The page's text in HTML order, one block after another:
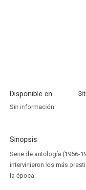
Disponible en...
Sin información
Sinopsis
Serie de antología (1956-
intervinieron los más
la época.